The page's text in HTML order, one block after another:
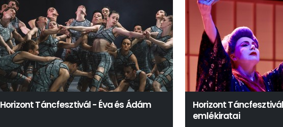
Horizont Táncfesztivál - Éva és Ádám
Horizont
emlékiratai